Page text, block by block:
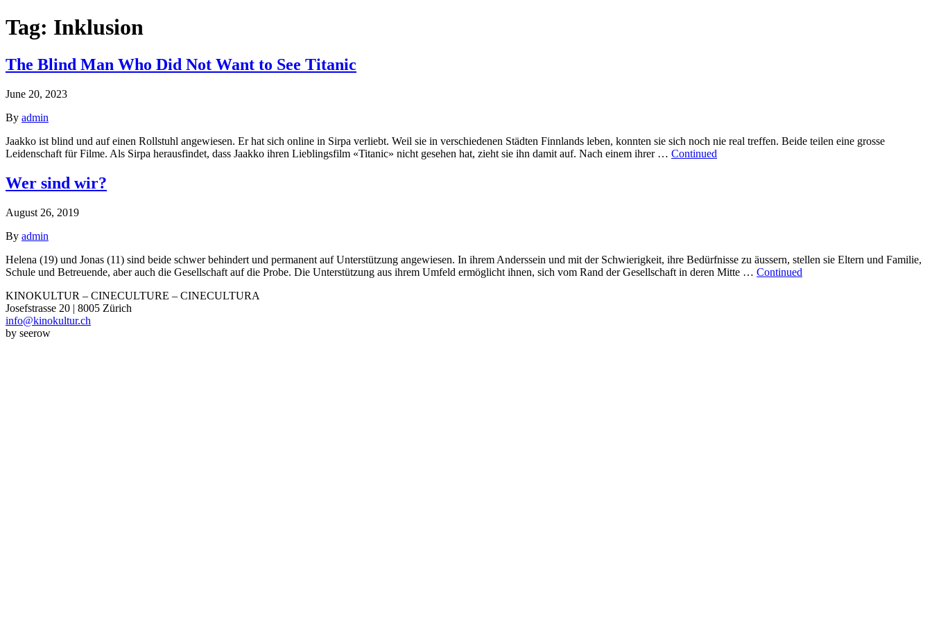
Tag: Inklusion
The Blind Man Who Did Not Want to See Titanic
June 20, 2023
By admin
Jaakko ist blind und auf einen Rollstuhl angewiesen. Er hat sich online in Sirpa verliebt. Weil sie in verschiedenen Städten Finnlands leben, konnten sie sich noch nie real treffen. Beide teilen eine grosse
Leidenschaft für Filme. Als Sirpa herausfindet, dass Jaakko ihren Lieblingsfilm «Titanic» nicht gesehen hat, zieht sie ihn damit auf. Nach einem ihrer … Continued
Wer sind wir?
August 26, 2019
By admin
Helena (19) und Jonas (11) sind beide schwer behindert und permanent auf Unterstützung angewiesen. In ihrem Anderssein und mit der Schwierigkeit, ihre Bedürfnisse zu äussern, stellen sie Eltern und Familie,
Schule und Betreuende, aber auch die Gesellschaft auf die Probe. Die Unterstützung aus ihrem Umfeld ermöglicht ihnen, sich vom Rand der Gesellschaft in deren Mitte … Continued
KINOKULTUR – CINECULTURE – CINECULTURA
Josefstrasse 20 | 8005 Zürich
info@kinokultur.ch
by seerow